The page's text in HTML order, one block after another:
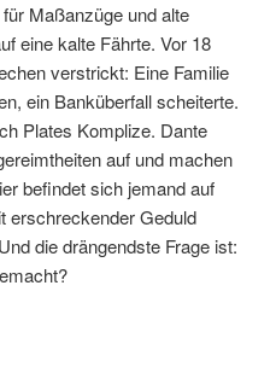
Maßanzüge und alte
eine kalte Fährte. Vor 18
verstrickt: Eine Familie
ein Banküberfall scheiterte.
Plates Komplize. Dante
auf und machen
befindet sich jemand auf
erschreckender Geduld
die drängendste Frage ist: